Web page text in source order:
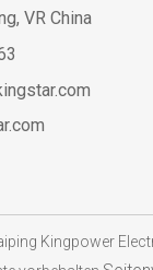
VR China
Kingpower